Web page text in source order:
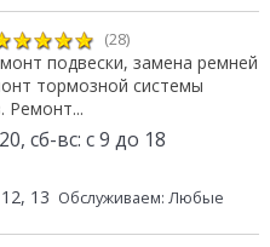
(28)
подвески, замена ремней
тормозной системы
Ремонт...
сб-вс: с 9 до 18
13 Обслуживаем: Любые